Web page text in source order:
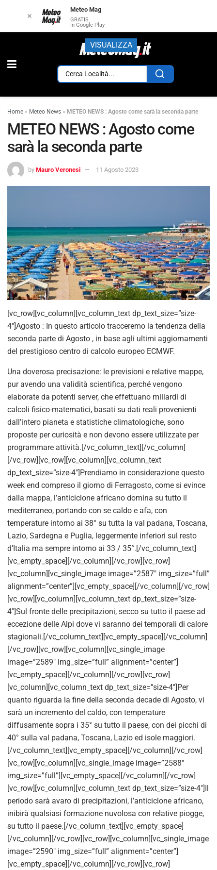
Home » Meteo News » METEO NEWS : Agosto come sarà la seconda parte
METEO NEWS : Agosto come
sarà la seconda parte
by Mauro Veronesi 11 Agosto 2023
[vc_row][vc_column][vc_column_text dp_text_size=”size-
4″]Agosto : In questo articolo tracceremo la tendenza della
seconda parte di Agosto , in base agli ultimi aggiornamenti
del prestigioso centro di calcolo europeo ECMWF.
Una doverosa precisazione: le previsioni e relative mappe,
pur avendo una validità scientifica, perché vengono
elaborate da potenti server, che effettuano miliardi di
calcoli fisico-matematici, basati su dati reali provenienti
dall’intero pianeta e statistiche climatologiche, sono
proposte per curiosità e non devono essere utilizzate per
programmare attività.[/vc_column_text][/vc_column]
[/vc_row][vc_row][vc_column][vc_column_text
dp_text_size=”size-4″]Prendiamo in considerazione questo
week end compreso il giorno di Ferragosto, come si evince
dalla mappa, l’anticiclone africano domina su tutto il
mediterraneo, portando con se caldo e afa, con
temperature intorno ai 38° su tutta la val padana, Toscana,
Lazio, Sardegna e Puglia, leggermente inferiori sul resto
d’Italia ma sempre intorno ai 33 / 35°.[/vc_column_text]
[vc_empty_space][/vc_column][/vc_row][vc_row]
[vc_column][vc_single_image image=”2587″ img_size=”full”
alignment=”center”][vc_empty_space][/vc_column][/vc_row]
[vc_row][vc_column][vc_column_text dp_text_size=”size-
4″]Sul fronte delle precipitazioni, secco su tutto il paese ad
eccezione delle Alpi dove vi saranno dei temporali di calore
stagionali.[/vc_column_text][vc_empty_space][/vc_column]
[/vc_row][vc_row][vc_column][vc_single_image
image=”2589″ img_size=”full” alignment=”center”]
[vc_empty_space][/vc_column][/vc_row][vc_row]
[vc_column][vc_column_text dp_text_size=”size-4″]Per
quanto riguarda la fine della seconda decade di Agosto, vi
sarà un incremento del caldo, con temperature
diffusamente sopra i 35° su tutto il paese, con dei picchi di
40° sulla val padana, Toscana, Lazio ed isole maggiori.
[/vc_column_text][vc_empty_space][/vc_column][/vc_row]
[vc_row][vc_column][vc_single_image image=”2588″
img_size=”full”][vc_empty_space][/vc_column][/vc_row]
[vc_row][vc_column][vc_column_text dp_text_size=”size-4″]Il
periodo sarà avaro di precipitazioni, l’anticiclone africano,
inibirà qualsiasi formazione nuvolosa con relative piogge,
su tutto il paese.[/vc_column_text][vc_empty_space]
[/vc_column][/vc_row][vc_row][vc_column][vc_single_image
image=”2590″ img_size=”full” alignment=”center”]
[vc_empty_space][/vc_column][/vc_row][vc_row]
✕
Meteo Mag
GRATIS
In Google Play
VISUALIZZA